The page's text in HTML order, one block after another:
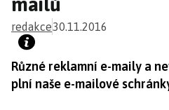
redakce30.11.2016
Různé reklamní e-maily a
plní naše e-mailové